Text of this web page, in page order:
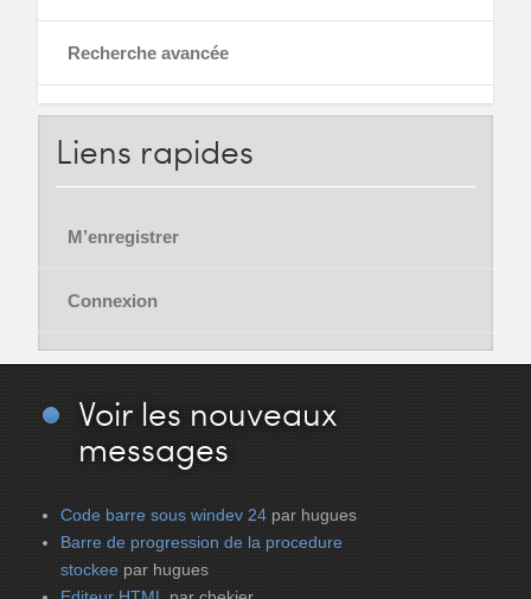
Recherche avancée
Liens rapides
M’enregistrer
Connexion
Voir les nouveaux
messages
Code barre sous windev 24 par hugues
Barre de progression de la procedure
stockee par hugues